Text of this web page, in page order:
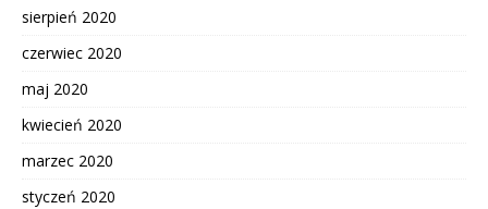
sierpień 2020
czerwiec 2020
maj 2020
kwiecień 2020
marzec 2020
styczeń 2020